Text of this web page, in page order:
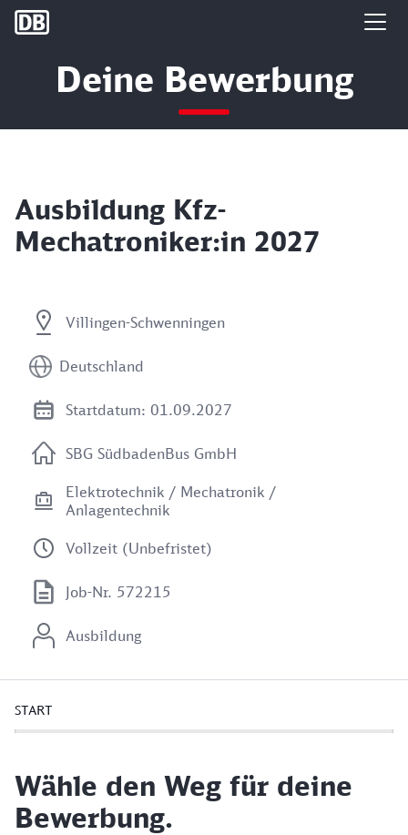
DB Group
Deine Bewerbung
Ausbildung Kfz-
Mechatroniker:in 2027
Villingen-Schwenningen
Deutschland
Startdatum: 01.09.2027
SBG SüdbadenBus GmbH
Elektrotechnik / Mechatronik /
Anlagentechnik
Vollzeit (Unbefristet)
Job-Nr. 572215
Ausbildung
START
Wähle den Weg für deine
Bewerbung.